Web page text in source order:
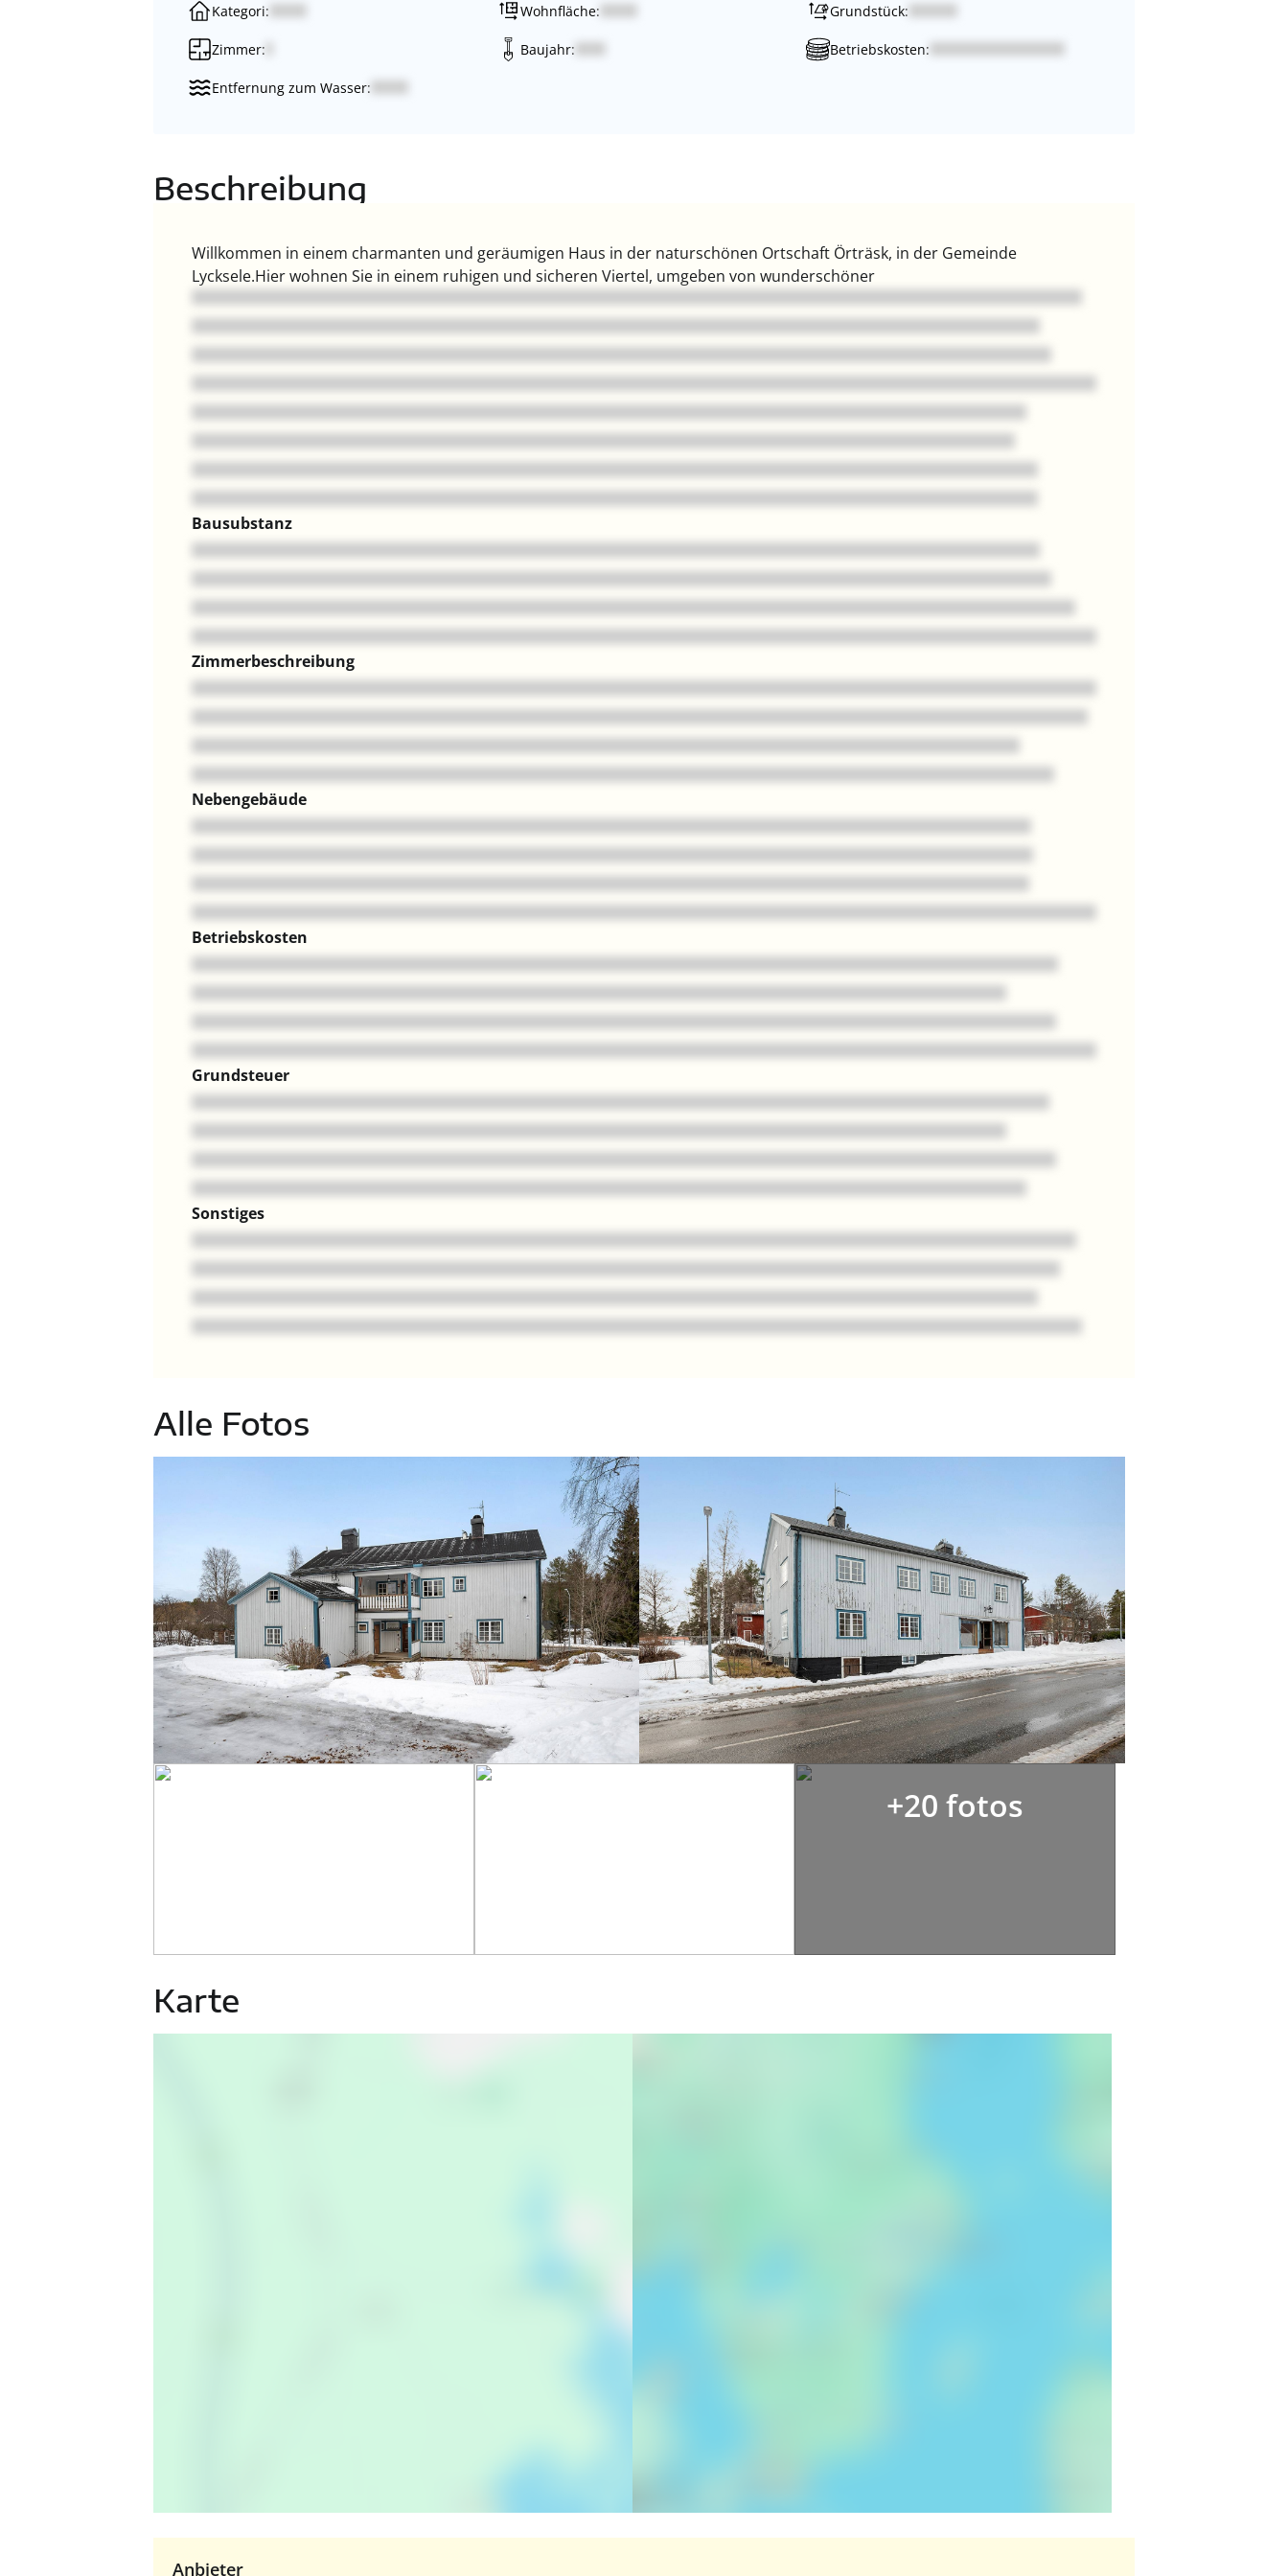
Kategori: Wohnfläche: Grundstück:
Zimmer: Baujahr: Betriebskosten:
Entfernung zum Wasser:
Beschreibung
Willkommen in einem charmanten und geräumigen Haus in der naturschönen Ortschaft Örträsk, in der Gemeinde
Lycksele.Hier wohnen Sie in einem ruhigen und sicheren Viertel, umgeben von wunderschöner
Bausubstanz
Zimmerbeschreibung
Nebengebäude
Betriebskosten
Grundsteuer
Sonstiges
Alle Fotos
+20 fotos
Karte
Anbieter